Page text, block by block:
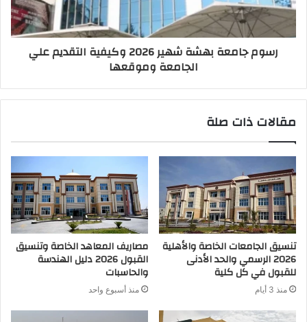
رسوم جامعة بهشة شهير 2026 وكيفية التقديم علي
الجامعة وموقعها
مقالات ذات صلة
تنسيق الجامعات الخاصة والأهلية
2026 الرسمي والحد الأدنى
للقبول في كل كلية
منذ 3 أيام
مصاريف المعاهد الخاصة وتنسيق
القبول 2026 دليل الهندسة
والحاسبات
منذ أسبوع واحد